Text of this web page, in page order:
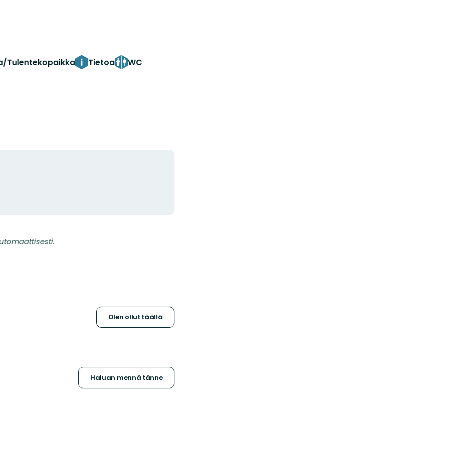
Tulentekopaikka Tietoa WC
Olen ollut täällä
Haluan mennä tänne